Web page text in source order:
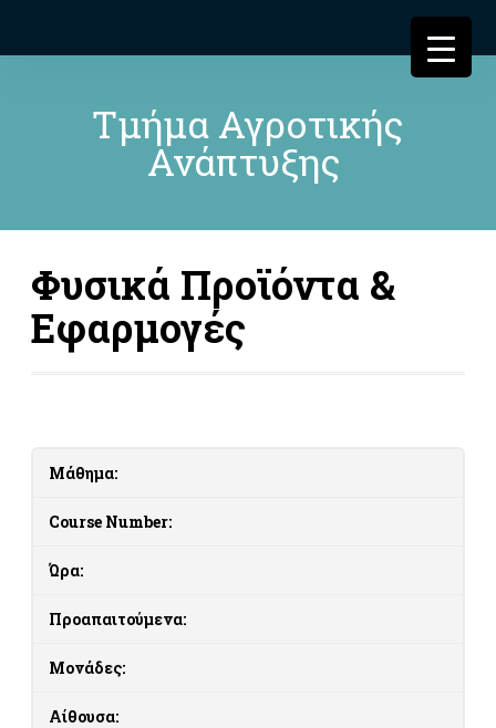
Τμήμα Αγροτικής
Ανάπτυξης
Φυσικά Προϊόντα &
Εφαρμογές
Μάθημα:
Course Number:
Ώρα:
Προαπαιτούμενα:
Μονάδες:
Αίθουσα: